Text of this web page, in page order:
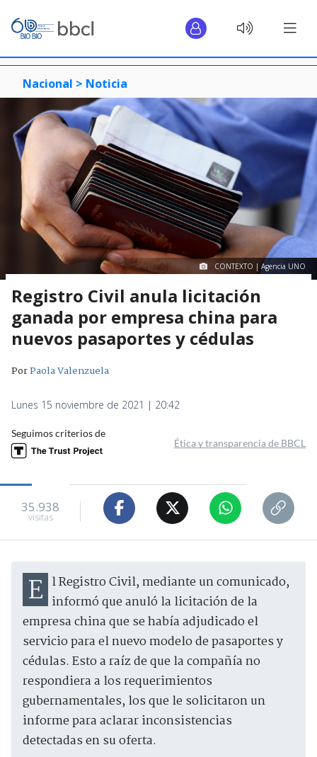
Nacional > Noticia
CONTEXTO | Agencia UNO
Registro Civil anula licitación
ganada por empresa china para
nuevos pasaportes y cédulas
PorPaola Valenzuela
Lunes 15 noviembre de 2021 | 20:42
Seguimos criterios de
Ética y transparencia de BBCL
35.938
visitas
El Registro Civil, mediante un comunicado, informó que anuló la licitación de la
empresa china que se había adjudicado el
servicio para el nuevo modelo de pasaportes y
cédulas. Esto a raíz de que la compañía no
respondiera a los requerimientos
gubernamentales, los que le solicitaron un
informe para aclarar inconsistencias
detectadas en su oferta.